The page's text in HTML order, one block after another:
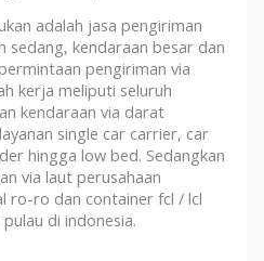
adalah jasa pengiriman
sedang, kendaraan besar dan
pengiriman via
kerja meliputi seluruh
kendaraan via darat
single car carrier, car
hingga low bed. Sedangkan
via laut perusahaan
ro-ro dan container fcl / lcl
di indonesia.